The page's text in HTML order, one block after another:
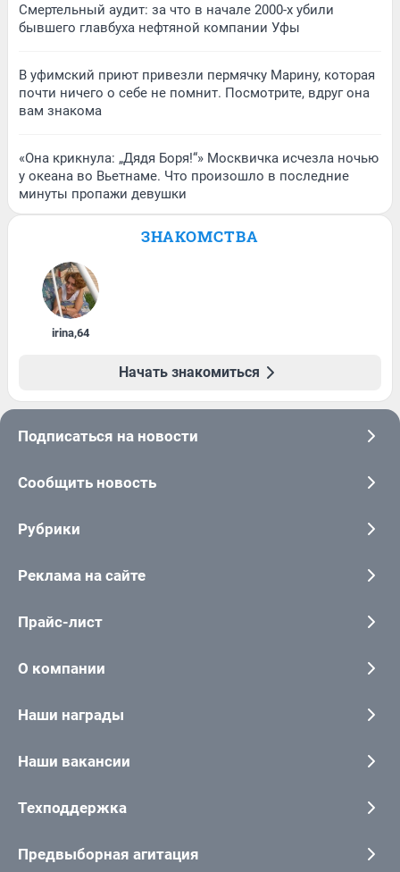
Смертельный аудит: за что в начале 2000-х убили
бывшего главбуха нефтяной компании Уфы
В уфимский приют привезли пермячку Марину, которая
почти ничего о себе не помнит. Посмотрите, вдруг она
вам знакома
«Она крикнула: „Дядя Боря!“» Москвичка исчезла ночью
у океана во Вьетнаме. Что произошло в последние
минуты пропажи девушки
ЗНАКОМСТВА
irina,64
Начать знакомиться
Подписаться на новости
Сообщить новость
Рубрики
Реклама на сайте
Прайс-лист
О компании
Наши награды
Наши вакансии
Техподдержка
Предвыборная агитация